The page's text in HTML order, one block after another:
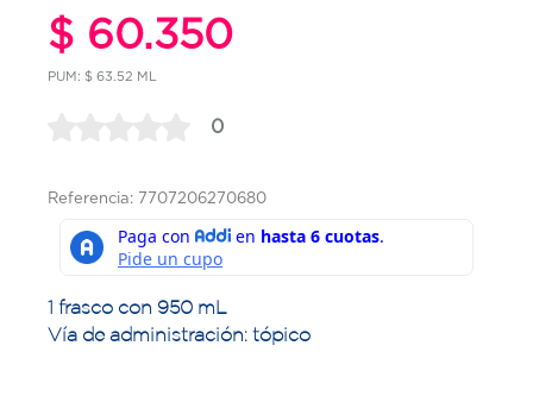
$ 60.350
PUM: $ 63.52 ML
0
Referencia: 7707206270680
1 frasco con 950 mL
Vía de administración: tópico